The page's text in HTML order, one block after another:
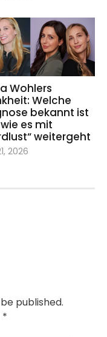
Wohlers
Welche
bekannt ist
es mit
weitergeht
2026
published.
*